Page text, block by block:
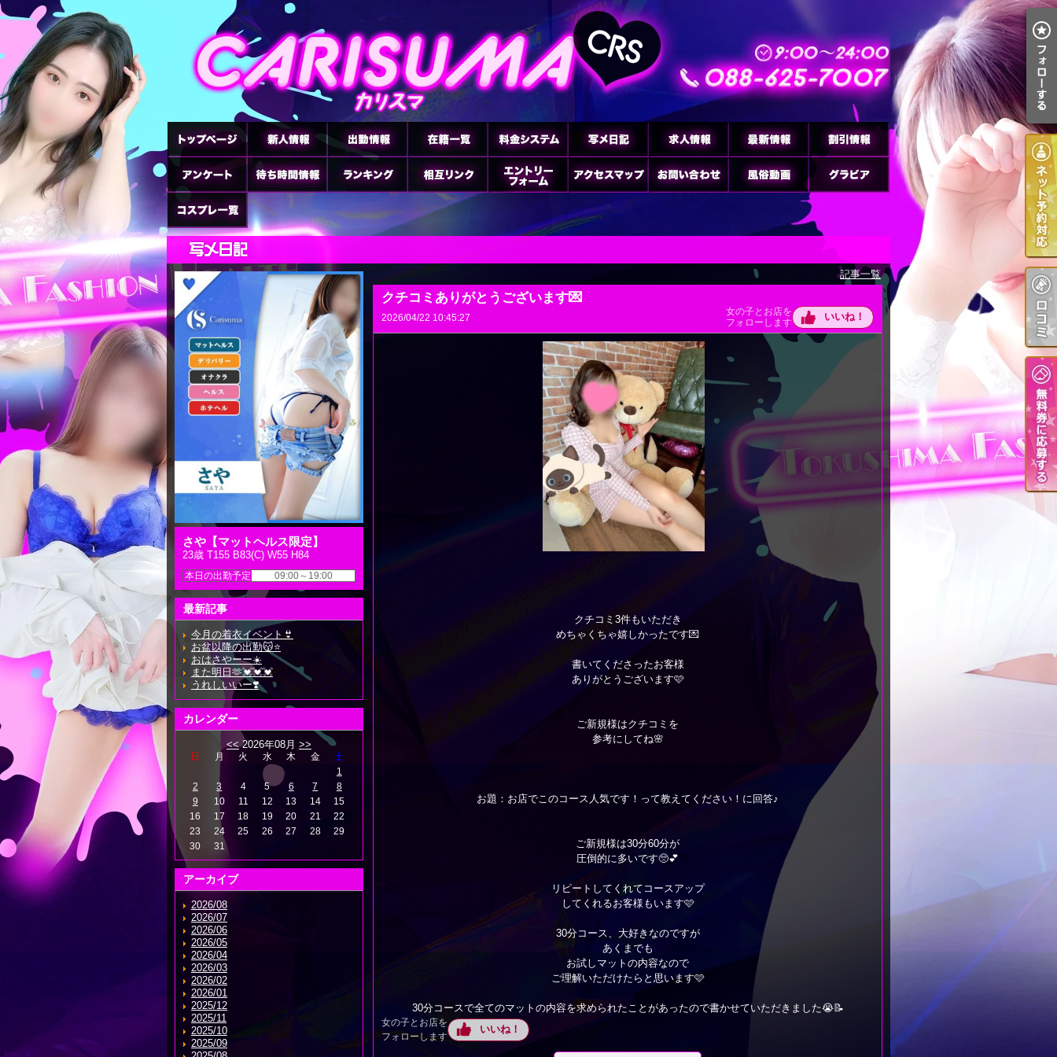
さや【マットヘルス限定】
23歳 T155 B83(C) W55 H84
本日の出勤予定 09:00～19:00
最新記事
今月の着衣イベント👙
お盆以降の出勤😽⭐️
おはさやーー☀️
また明日🫶💓💓💓
うれしいいー❣️
カレンダー
<< 2026年08月 >>
日 月 火 水 木 金
土
1
2
3 4 5 6 7
8
9
10 11 12 13 14
15
16
17 18 19 20 21
22
23
24 25 26 27 28
29
30
31
アーカイブ
2026/08
2026/07
2026/06
2026/05
2026/04
2026/03
2026/02
2026/01
2025/12
2025/11
2025/10
2025/09
記事一覧
クチコミありがとうございます💌
2026/04/22 10:45:27
女の子とお店を
フォローします
いいね！
クチコミ3件もいただき
めちゃくちゃ嬉しかったです💌
書いてくださったお客様
ありがとうございます🩷
ご新規様はクチコミを
参考にしてね🌸
お題：お店でこのコース人気です！って教えてください！に回答♪
ご新規様は30分60分が
圧倒的に多いです🥺💕
リピートしてくれてコースアップ
してくれるお客様もいます🩷
30分コース、大好きなのですが
あくまでも
お試しマットの内容なので
ご理解いただけたらと思います🩷
30分コースで全てのマットの内容を求められたことがあったので書かせていただきました😭📝
女の子とお店を
フォローします
いいね！